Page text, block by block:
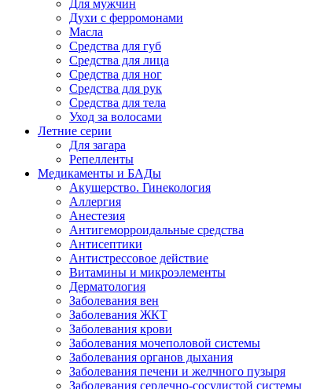
Для мужчин
Духи с ферромонами
Масла
Средства для губ
Средства для лица
Средства для ног
Средства для рук
Средства для тела
Уход за волосами
Летние серии
Для загара
Репелленты
Медикаменты и БАДы
Акушерство. Гинекология
Аллергия
Анестезия
Антигеморроидальные средства
Антисептики
Антистрессовое действие
Витамины и микроэлементы
Дерматология
Заболевания вен
Заболевания ЖКТ
Заболевания крови
Заболевания мочеполовой системы
Заболевания органов дыхания
Заболевания печени и желчного пузыря
Заболевания сердечно-сосудистой системы